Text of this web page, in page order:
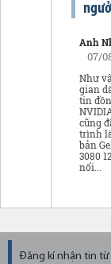
Anh
07/
Như
gian
tin
cũng
trình
bản
3080
nối...
Đăng kí nhận tin